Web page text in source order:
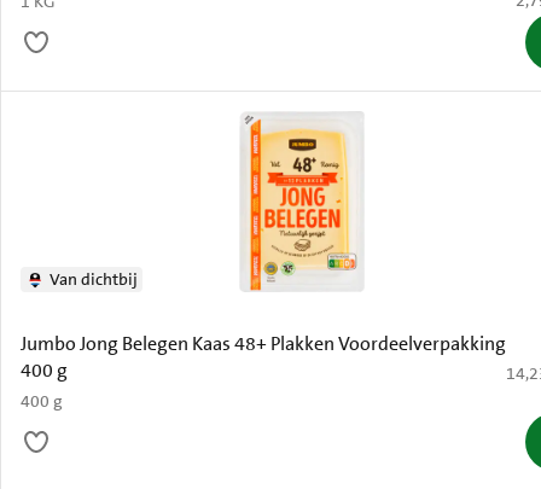
Jumbo Jong Belegen Kaas 48+ Plakken Voordeelverpakking
400 g
400 g
Van dichtbij
€